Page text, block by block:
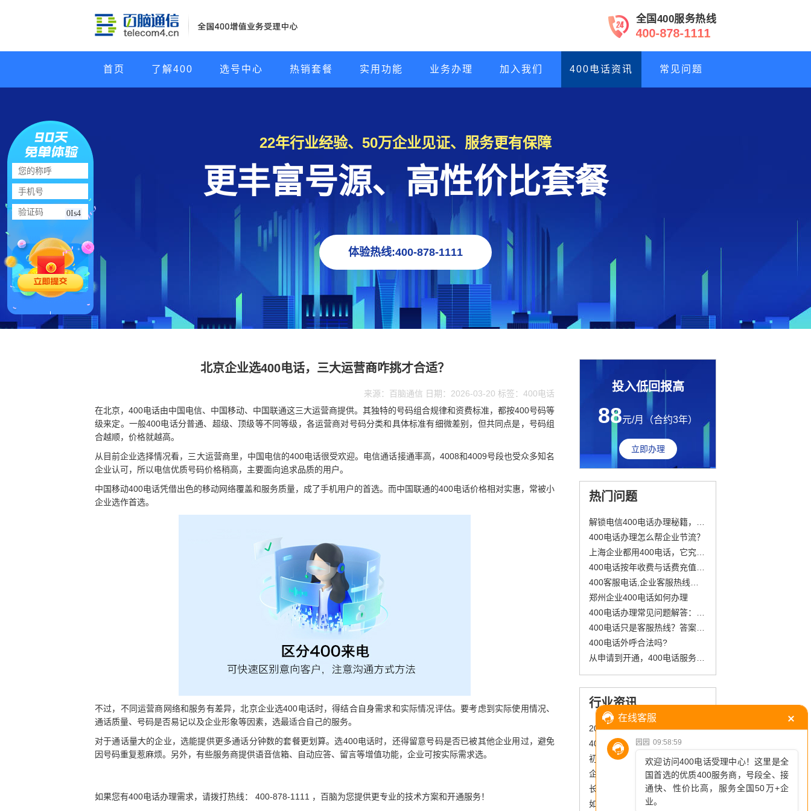
全国400服务热线
400-878-1111
首页 了解400 选号中心 热销套餐 实用功能 业务办理 加入我们 400电话资讯 常见问题
22年行业经验、50万企业见证、服务更有保障
更丰富号源、高性价比套餐
体验热线:400-878-1111
北京企业选400电话，三大运营商咋挑才合适？
来源：百脑通信 日期：2026-03-20 标签：400电话
在北京，400电话由中国电信、中国移动、中国联通这三大运营商提供。其独特的号码组合规律和资费标准，都按400号码等
级来定。一般400电话分普通、超级、顶级等不同等级，各运营商对号码分类和具体标准有细微差别，但共同点是，号码组
合越顺，价格就越高。
从目前企业选择情况看，三大运营商里，中国电信的400电话很受欢迎。电信通话接通率高，4008和4009号段也受众多知名
企业认可，所以电信优质号码价格稍高，主要面向追求品质的用户。
中国移动400电话凭借出色的移动网络覆盖和服务质量，成了手机用户的首选。而中国联通的400电话价格相对实惠，常被小
企业选作首选。
不过，不同运营商网络和服务有差异，北京企业选400电话时，得结合自身需求和实际情况评估。要考虑到实际使用情况、
通话质量、号码是否易记以及企业形象等因素，选最适合自己的服务。
对于通话量大的企业，选能提供更多通话分钟数的套餐更划算。选400电话时，还得留意号码是否已被其他企业用过，避免
因号码重复惹麻烦。另外，有些服务商提供语音信箱、自动应答、留言等增值功能，企业可按实际需求选。
如果您有400电话办理需求，请拨打热线： 400-878-1111 ，百脑为您提供更专业的技术方案和开通服务！
投入低回报高
88元/月（合约3年）
立即办理
热门问题
400电话办理怎么帮企业节流？
郑州企业400电话如何办理
400电话外呼合法吗?
行业资讯
2025年400电话申请全攻略：费用透明化与智能化服务升级
初创企业必看：5天极速开通400电话，抢占市场信誉先机！
企业如何选到心仪的400电话号码？
长期打不通400电话的企业靠不靠谱？
0Is4